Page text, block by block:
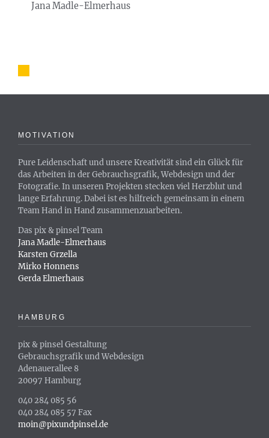
Jana Madle-Elmerhaus
MOTIVATION
Pure Leidenschaft und unsere Kreativität sind ein Glück für
das Arbeiten in der Gebrauchsgrafik, Webdesign und der
Fotografie. In unseren Projekten stecken viel Herzblut und
lange Erfahrung. Dabei ist es hilfreich gemeinsam in einem
Team Hand in Hand zusammenzuarbeiten.
Das pix & pinsel Team
Jana Madle-Elmerhaus
Karsten Grzella
Mirko Honnens
Gerda Elmerhaus
HAMBURG
pix & pinsel Gestaltung
Gebrauchsgrafik und Webdesign
Adenauerallee 8
20097 Hamburg
040 284 085 56
040 284 085 57 Fax
moin@pixundpinsel.de